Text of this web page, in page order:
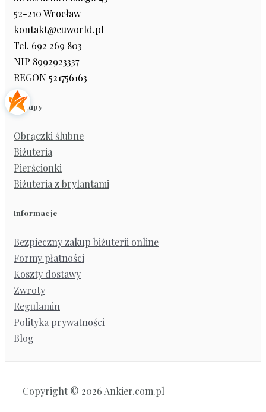
52-210 Wrocław
kontakt@euworld.pl
Tel. 692 269 803
NIP 8992923337
REGON 521756163
Zakupy
Obrączki ślubne
Biżuteria
Pierścionki
Biżuteria z brylantami
Informacje
Bezpieczny zakup biżuterii online
Formy płatności
Koszty dostawy
Zwroty
Regulamin
Polityka prywatności
Blog
Copyright © 2026 Ankier.com.pl